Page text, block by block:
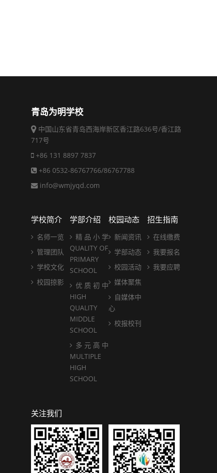
青岛为明学校
中国山东省青岛西海岸新区香江路636号/香江路
717号
+86 131 8897 7837
+86 0532-86767766/86767788
info@wmjyqd.com
学校简介
名师一览
管理团队
学校文化
校园掠影
学部介绍
精 品 小 学
QUALITY OF
PRIMARY
SCHOOL
优 质 初 中
HIGH
QUALITY
MIDDLE
SCHOOL
多 元 高 中
MULTIPLE
HIGH
SCHOOL
校园动态
新闻资讯
学部动态
校园活动
媒体聚焦
自媒体中
心
校报校刊
招生指南
在线缴费
我要报名
我要应聘
关注我们